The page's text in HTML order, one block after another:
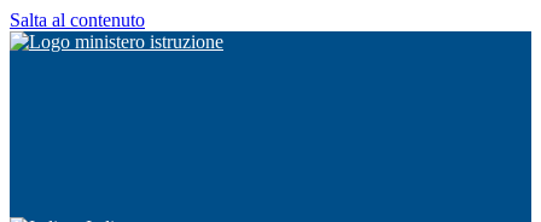
Salta al contenuto